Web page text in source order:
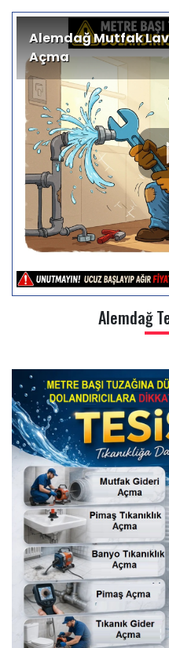
Alemdağ Mutfak
Açma
Alemdağ